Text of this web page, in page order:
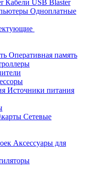
Кабели USB Blaster
Одноплатные
Оперативная память
Источники питания
Сетевые
Аксессуары для